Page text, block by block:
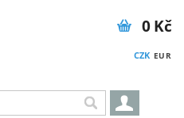
CZK EUR
0 Kč